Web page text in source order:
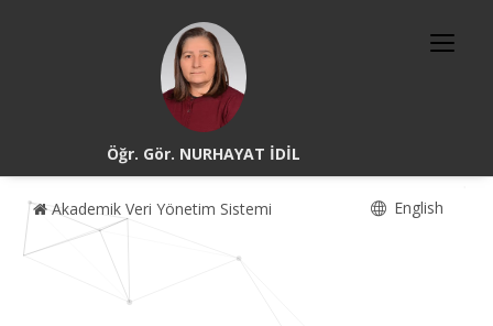
Öğr. Gör. NURHAYAT İDİL
Akademik Veri Yönetim Sistemi English